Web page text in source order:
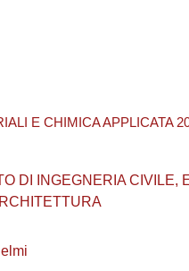
E CHIMICA APPLICATA
DI INGEGNERIA CIVILE,